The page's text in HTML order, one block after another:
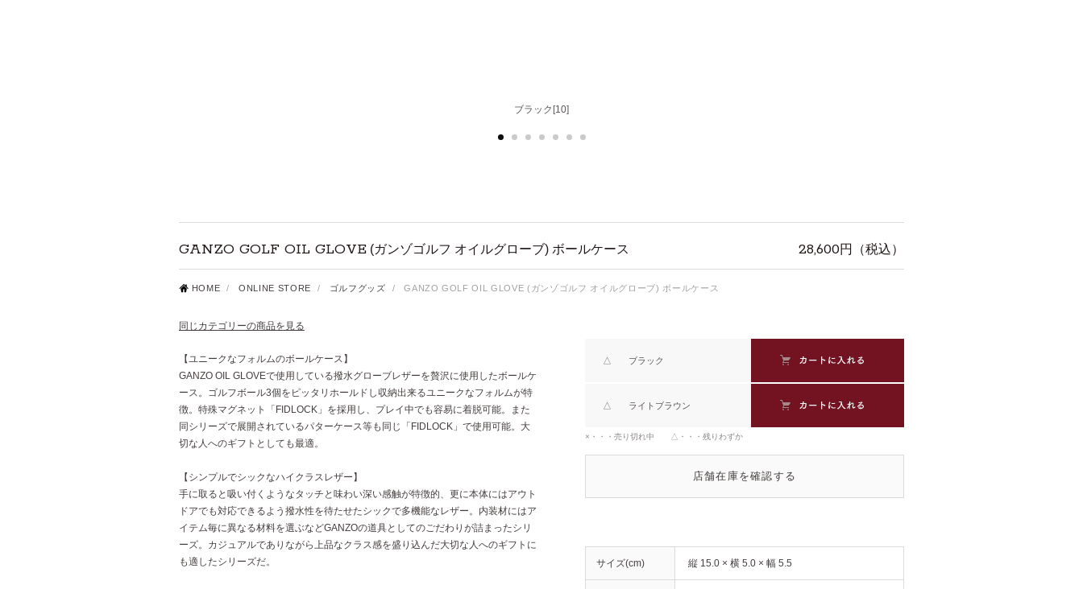
ブラック[10]
ライトブラウン[50]
GANZO GOLF OIL GLOVE (ガンゾゴルフ オイルグローブ) ボールケース 28,600円（税込）
HOME / ONLINE STORE / ゴルフグッズ / GANZO GOLF OIL GLOVE (ガンゾゴルフ オイルグローブ) ボールケース
同じカテゴリーの商品を見る
【ユニークなフォルムのボールケース】
GANZO OIL GLOVEで使用している撥水グローブレザーを贅沢に使用したボールケ
ース。ゴルフボール3個をピッタリホールドし収納出来るユニークなフォルムが特
徴。特殊マグネット「FIDLOCK」を採用し、プレイ中でも容易に着脱可能。また
同シリーズで展開されているパターケース等も同じ「FIDLOCK」で使用可能。大
切な人へのギフトとしても最適。
【シンプルでシックなハイクラスレザー】
手に取ると吸い付くようなタッチと味わい深い感触が特徴的、更に本体にはアウト
ドアでも対応できるよう撥水性を待たせたシックで多機能なレザー。内装材にはア
イテム毎に異なる材料を選ぶなどGANZOの道具としてのごだわりが詰まったシリ
ーズ。カジュアルでありながら上品なクラス感を盛り込んだ大切な人へのギフトに
も適したシリーズだ。
△ ブラック
△ ライトブラウン
×・・・売り切れ中 △・・・残りわずか
店舗在庫を確認する
サイズ(cm) 縦 15.0 × 横 5.0 × 幅 5.5